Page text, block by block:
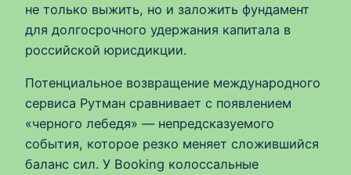
не только выжить, но и заложить фундамент
для долгосрочного удержания капитала в
российской юрисдикции.
Потенциальное возвращение международного
сервиса Рутман сравнивает с появлением
«черного лебедя» — непредсказуемого
события, которое резко меняет сложившийся
баланс сил. У Booking колоссальные